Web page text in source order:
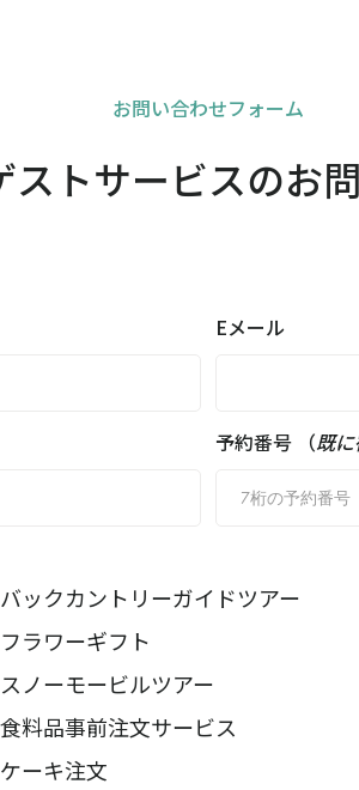
お問い合わせフォーム
ストサービスのお
Eメール
予約番号 （既
バックカントリーガイドツアー
フラワーギフト
スノーモービルツアー
食料品事前注文サービス
ケーキ注文